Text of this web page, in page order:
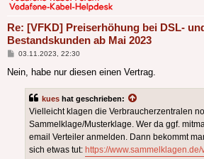
Re: [VFKD] Preiserhöhung bei DSL-
Bestandskunden ab Mai 2023
Beitrag
03.11.2023, 22:30
Nein, habe nur diesen einen Vertrag.
kues hat geschrieben:
Vielleicht klagen die Verbraucherzentralen
Sammelklage/Musterklage. Wer da ggf.
email Verteiler anmelden. Dann bekommt
sich etwas tut: https://www.sammelklagen.de/